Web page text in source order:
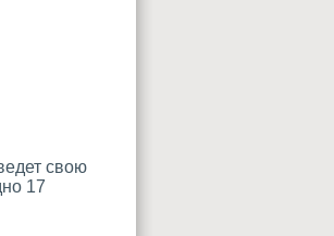
свою
17